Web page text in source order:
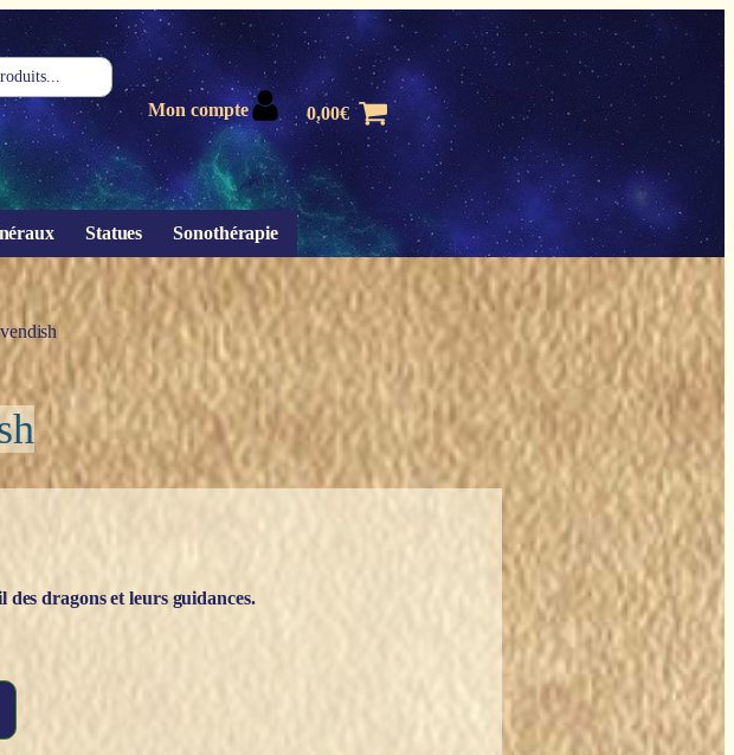
Mon compte 0,00€
Statues Sonothérapie
dragons et leurs guidances.